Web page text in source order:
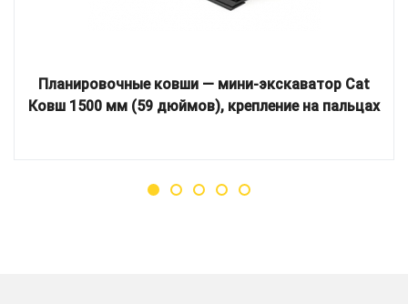
Планировочные ковши — мини-экскаватор Cat
Ковш 1500 мм (59 дюймов), крепление на пальцах